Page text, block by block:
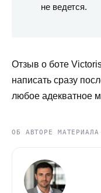
не ведется.
Отзыв о боте
написать сразу
любое адекватное
ОБ АВТОРЕ МАТЕРИАЛА